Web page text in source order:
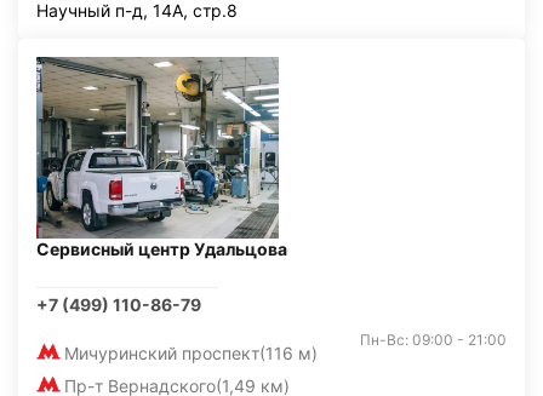
Научный п-д, 14А, стр.8
Сервисный центр Удальцова
+7 (499) 110-86-79
Мичуринский проспект(116 м)
Пр-т Вернадского(1,49 км)
Пн-Вс: 09:00 - 21:00